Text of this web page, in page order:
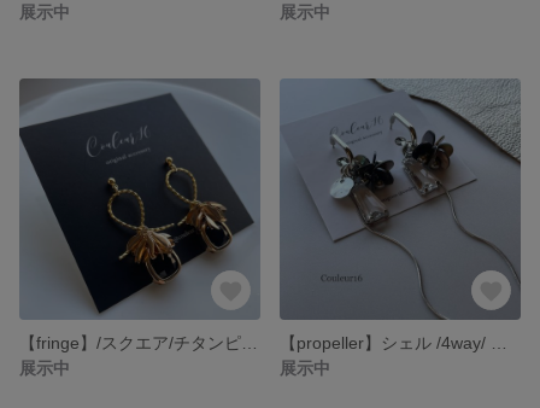
展示中
展示中
展示中
展示中